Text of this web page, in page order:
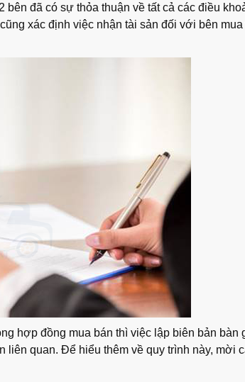
đã có sự thỏa thuận về tất cả các điều
xác định việc nhận tài sản đối với bên mua
hợp đồng mua bán thì việc lập biên bản bàn
liên quan. Để hiểu thêm về quy trình này, mời